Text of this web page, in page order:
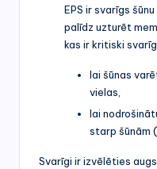
EPS ir svarīgs
palīdz uzturēt
kas ir kritiski
lai šūnas
vielas,
lai
starp šūnām
Svarīgi ir izvēlēties